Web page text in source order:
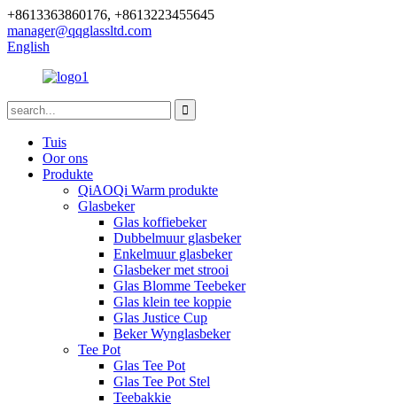
+8613363860176, +8613223455645
manager@qqglassltd.com
English
Tuis
Oor ons
Produkte
QiAOQi Warm produkte
Glasbeker
Glas koffiebeker
Dubbelmuur glasbeker
Enkelmuur glasbeker
Glasbeker met strooi
Glas Blomme Teebeker
Glas klein tee koppie
Glas Justice Cup
Beker Wynglasbeker
Tee Pot
Glas Tee Pot
Glas Tee Pot Stel
Teebakkie